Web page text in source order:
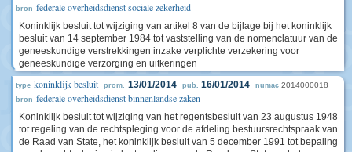
bron federale overheidsdienst sociale zekerheid
Koninklijk besluit tot wijziging van artikel 8 van de bijlage bij het koninklijk
besluit van 14 september 1984 tot vaststelling van de nomenclatuur van de
geneeskundige verstrekkingen inzake verplichte verzekering voor
geneeskundige verzorging en uitkeringen
type koninklijk besluit prom. 13/01/2014 pub. 16/01/2014 numac 2014000018
bron federale overheidsdienst binnenlandse zaken
Koninklijk besluit tot wijziging van het regentsbesluit van 23 augustus 1948
tot regeling van de rechtspleging voor de afdeling bestuursrechtspraak van
de Raad van State, het koninklijk besluit van 5 december 1991 tot bepaling